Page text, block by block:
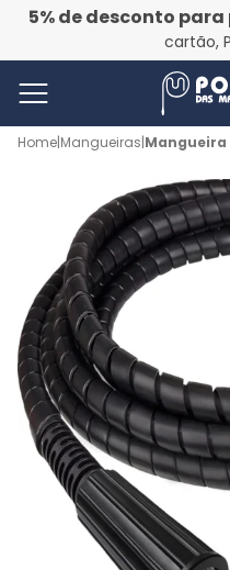
5% de desconto
cartão,
Home|Mangueiras|Mangueira